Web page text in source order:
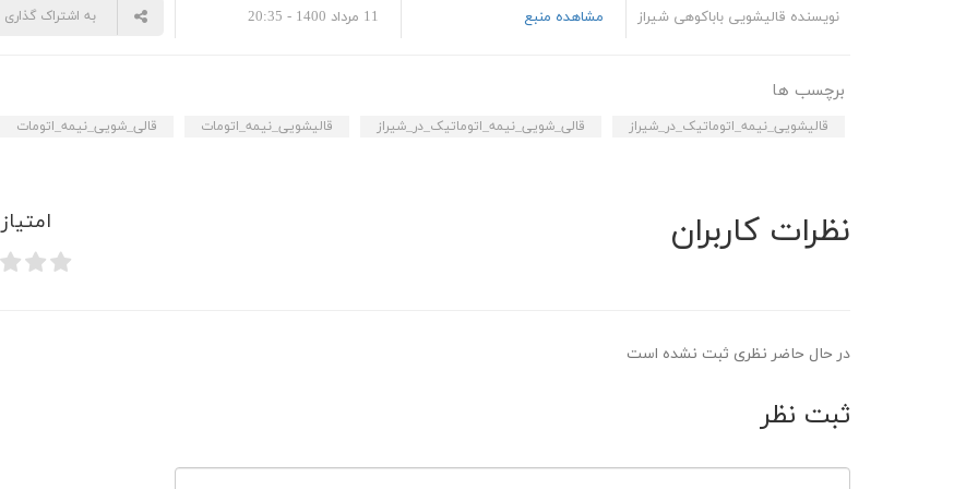
نویسنده قالیشویی باباکوهی شیراز مشاهده منبع 11 مرداد 1400 - 20:35 به اشتراک گذاری
برچسب ها
قالیشویی_نیمه_اتوماتیک_در_شیراز قالی_شویی_نیمه_اتوماتیک_در_شیراز قالیشویی_نیمه_اتومات قالی_شویی_نیمه_اتومات
نظرات کاربران
در حال حاضر نظری ثبت نشده است
ثبت نظر